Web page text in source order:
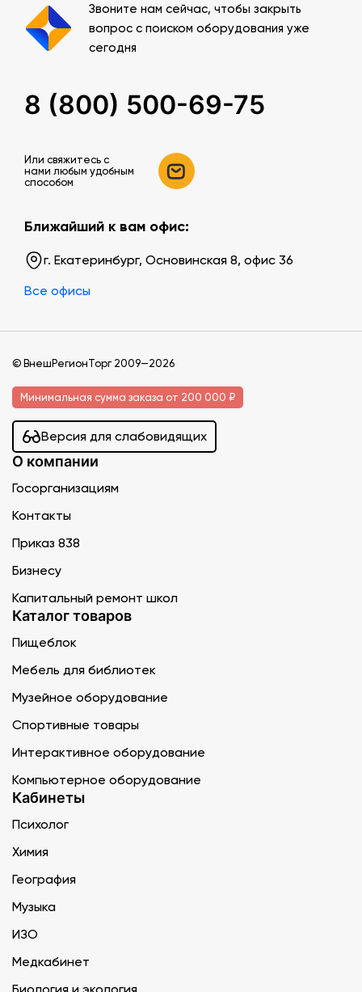
Звоните нам сейчас, чтобы закрыть
вопрос с поиском оборудования уже
сегодня
8 (800) 500-69-75
Или свяжитесь c
нами любым удобным
способом
Ближайший к вам офис:
г. Екатеринбург, Основинская 8, офис 36
Все офисы
© ВнешРегионТорг 2009—2026
Минимальная сумма заказа от 200 000 ₽
Версия для слабовидящих
О компании
Госорганизациям
Контакты
Приказ 838
Бизнесу
Капитальный ремонт школ
Каталог товаров
Пищеблок
Мебель для библиотек
Музейное оборудование
Спортивные товары
Интерактивное оборудование
Компьютерное оборудование
Кабинеты
Психолог
Химия
География
Музыка
ИЗО
Медкабинет
Биология и экология